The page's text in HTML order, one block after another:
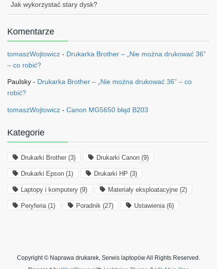
Jak wykorzystać stary dysk?
Komentarze
tomaszWojtowicz - Drukarka Brother – „Nie można drukować 36”
– co robić?
Paulsky - Drukarka Brother – „Nie można drukować 36” – co
robić?
tomaszWojtowicz - Canon MG5650 błąd B203
Kategorie
Drukarki Brother (3) Drukarki Canon (9)
Drukarki Epson (1) Drukarki HP (3)
Laptopy i komputery (9) Materiały eksploatacyjne (2)
Peryferia (1) Poradnik (27) Ustawienia (6)
Copyright © Naprawa drukarek, Serwis laptopów All Rights Reserved.